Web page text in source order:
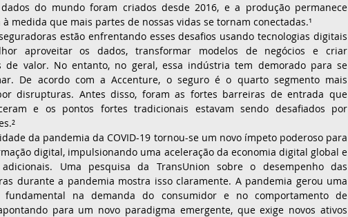
do mundo foram criados desde 2016, e a produção permanece
à medida que mais partes de nossas vidas se tornam conectadas.¹
estão enfrentando esses desafios usando tecnologias digitais
aproveitar os dados, transformar modelos de negócios e criar
de valor. No entanto, no geral, essa indústria tem demorado para se
De acordo com a Accenture, o seguro é o quarto segmento mais
disrupturas. Antes disso, foram as fortes barreiras de entrada que
e os pontos fortes tradicionais estavam sendo desafiados por
da pandemia da COVID-19 tornou-se um novo ímpeto poderoso para
digital, impulsionando uma aceleração da economia digital global e
Uma pesquisa da TransUnion sobre o desempenho das
durante a pandemia mostra isso claramente. A pandemia gerou uma
fundamental na demanda do consumidor e no comportamento de
para um novo paradigma emergente, que exige novos ativos